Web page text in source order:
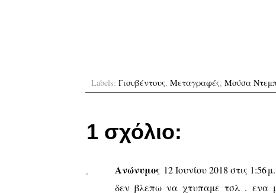
Labels: Γιουβέντους, Μεταγραφές, Μούσα
1 σχόλιο:
Ανώνυμος 12 Ιουνίου 2018 στις 1:56
δεν βλεπω να χτυπαμε τσλ . ενα